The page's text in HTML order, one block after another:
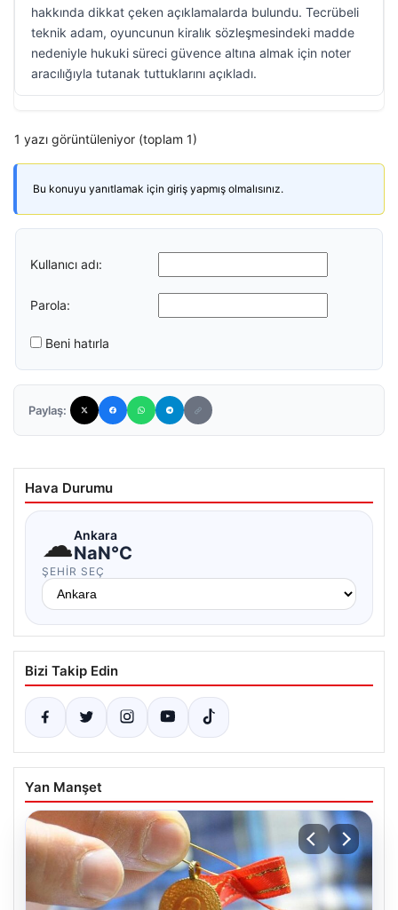
hakkında dikkat çeken açıklamalarda bulundu. Tecrübeli
teknik adam, oyuncunun kiralık sözleşmesindeki madde
nedeniyle hukuki süreci güvence altına almak için noter
aracılığıyla tutanak tuttuklarını açıkladı.
1 yazı görüntüleniyor (toplam 1)
Bu konuyu yanıtlamak için giriş yapmış olmalısınız.
Kullanıcı adı:
Parola:
Beni hatırla
Paylaş:
Hava Durumu
☁Ankara
NaN°C
ŞEHIR SEÇ
Bizi Takip Edin
Yan Manşet